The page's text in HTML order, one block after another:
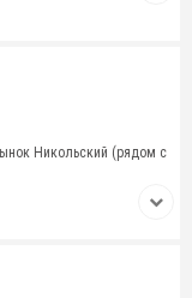
Никольский (рядом с